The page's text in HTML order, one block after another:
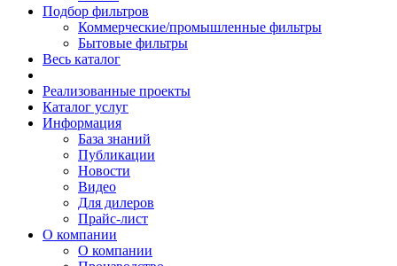
Подбор фильтров
Коммерческие/промышленные фильтры
Бытовые фильтры
Весь каталог
Реализованные проекты
Каталог услуг
Информация
База знаний
Публикации
Новости
Видео
Для дилеров
Прайс-лист
О компании
О компании